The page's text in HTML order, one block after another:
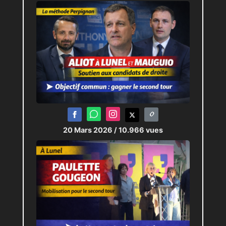
Enfin, un projet spécifique
pour Carnon, avec une
ambition de développement
autour d’un pôle nautique et
d’une coopération renforcée
avec La Grande-Motte.
UNE CAMPAGNE MARQUÉE
PAR LES CLIVAGES
TERRITORIAUX
Au-delà des programmes, le
candidat insiste sur une
opposition de visions. D’un
20 Mars 2026 / 10.966 vues